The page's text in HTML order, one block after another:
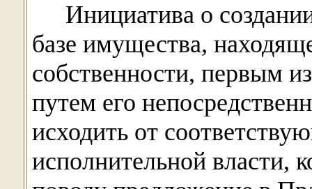
Инициатива о
базе имущества,
собственности, первым
путем его
исходить от
исполнительной власти,